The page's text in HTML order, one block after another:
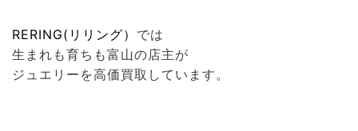
RERING(リリング） では
生まれも育ちも富山の店主が
ジュエリーを高価買取しています。